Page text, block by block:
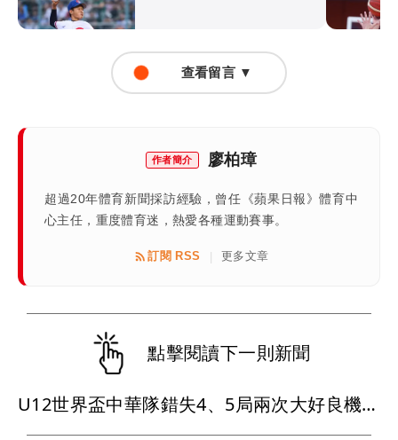
查看留言 ▼
作者簡介 廖柏璋
超過20年體育新聞採訪經驗，曾任《蘋果日報》體育中
心主任，重度體育迷，熱愛各種運動賽事。
訂閱 RSS | 更多文章
點擊閱讀下一則新聞
U12世界盃中華隊錯失4、5局兩次大好良機 不敵日本吞下首敗